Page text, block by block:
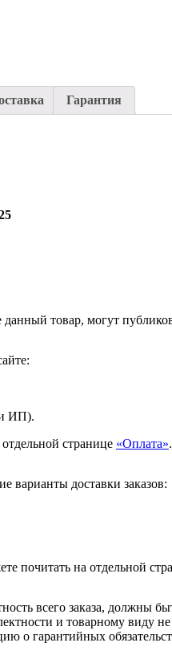
Гарантия
товар, могут
ИП).
странице «Оплата».
варианты доставки заказов:
почитать на отдельной
всего заказа, должны
и товарному
о гарантийных